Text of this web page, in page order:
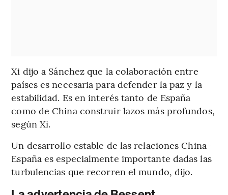
Xi dijo a Sánchez que la colaboración entre
países es necesaria para defender la paz y la
estabilidad. Es en interés tanto de España
como de China construir lazos más profundos,
según Xi.
Un desarrollo estable de las relaciones China-
España es especialmente importante dadas las
turbulencias que recorren el mundo, dijo.